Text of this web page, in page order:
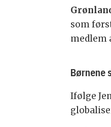
som
medlem
Børnene
Ifølge